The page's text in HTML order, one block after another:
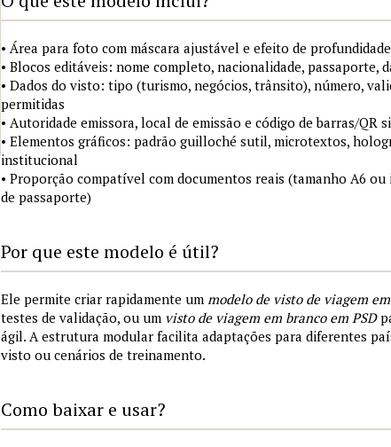
• Área para foto com máscara ajustável e efeito de profundidade
• Blocos editáveis: nome completo, nacionalidade, passaporte,
• Dados do visto: tipo (turismo, negócios, trânsito), número,
permitidas
• Autoridade emissora, local de emissão e código de barras/QR
• Elementos gráficos: padrão guilloché sutil, microtextos,
institucional
• Proporção compatível com documentos reais (tamanho A6 ou
de passaporte)
Por que este modelo é útil?
Ele permite criar rapidamente um modelo de visto de viagem
testes de validação, ou um visto de viagem em branco em PSD
ágil. A estrutura modular facilita adaptações para diferentes
visto ou cenários de treinamento.
Como baixar e usar?